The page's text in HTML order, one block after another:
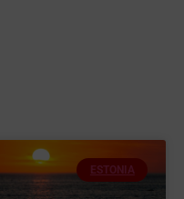
ESTONIA